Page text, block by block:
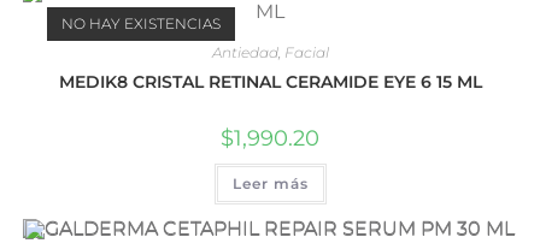
NO HAY EXISTENCIAS
Antiedad, Facial
MEDIK8 CRISTAL RETINAL CERAMIDE EYE 6 15 ML
$1,990.20
Leer más